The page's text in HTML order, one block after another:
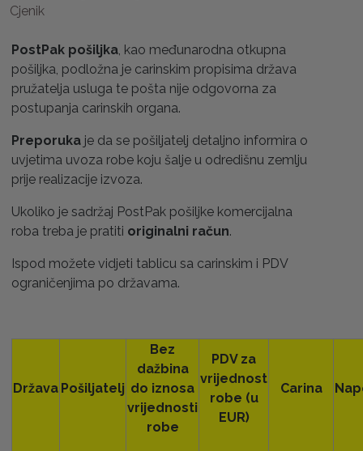
Cjenik
PostPak pošiljka, kao međunarodna otkupna
pošiljka, podložna je carinskim propisima država
pružatelja usluga te pošta nije odgovorna za
postupanja carinskih organa.
Preporuka je da se pošiljatelj detaljno informira o
uvjetima uvoza robe koju šalje u odredišnu zemlju
prije realizacije izvoza.
Ukoliko je sadržaj PostPak pošiljke komercijalna
roba treba je pratiti originalni račun.
Ispod možete vidjeti tablicu sa carinskim i PDV
ograničenjima po državama.
Država Pošiljatelj
Bez
dažbina
do iznosa
vrijednosti
robe
PDV za
vrijednost
robe (u
EUR)
Carina